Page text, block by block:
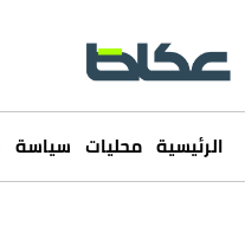
الرئيسية محليات سياسة